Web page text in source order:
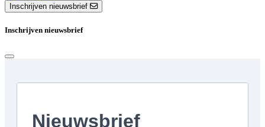
Inschrijven nieuwsbrief
Inschrijven nieuwsbrief